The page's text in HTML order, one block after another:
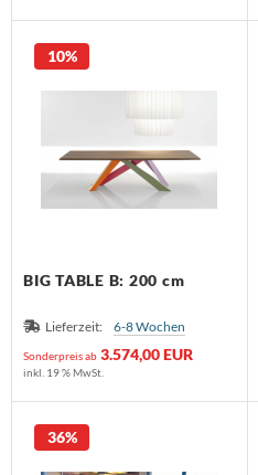
BIG TABLE B: 200 cm
Lieferzeit: 6-8 Wochen
Sonderpreis ab 3.574,00 EUR
10%
inkl. 19 % MwSt.
36%